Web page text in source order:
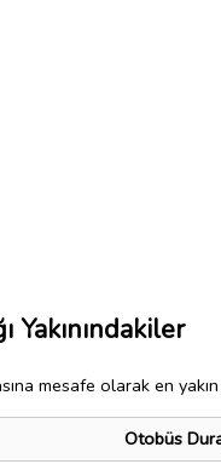
Yakınındakiler
mesafe olarak en
Otobüs